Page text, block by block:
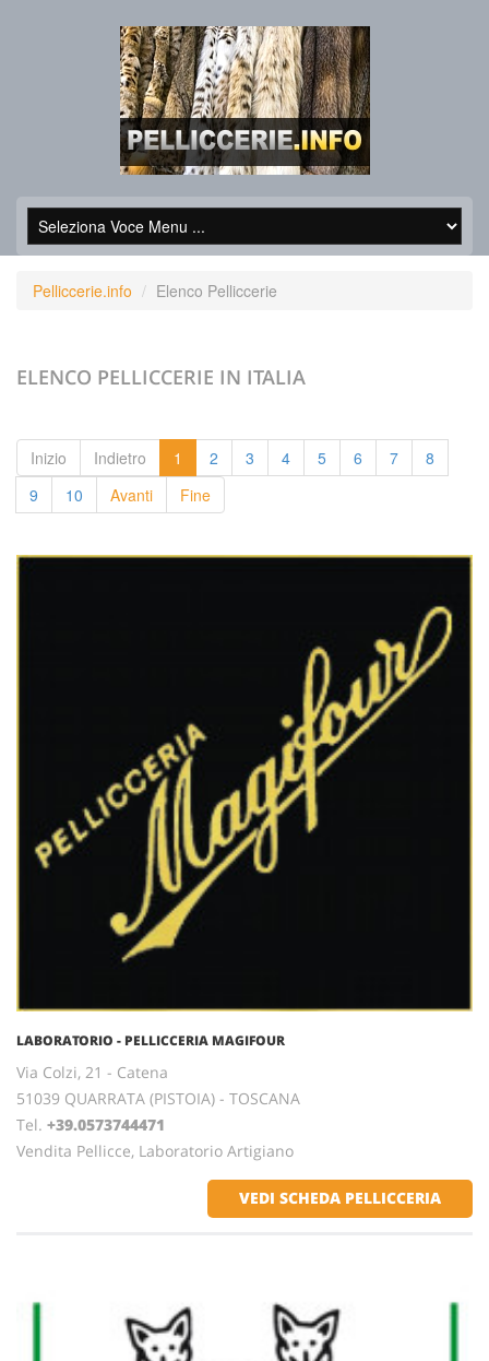
Pelliccerie.info Elenco Pelliccerie
ELENCO PELLICCERIE IN ITALIA
Inizio Indietro 1 2 3 4 5 6 7
8
9
10 Avanti Fine
LABORATORIO - PELLICCERIA MAGIFOUR
Via Colzi, 21 - Catena
51039 QUARRATA (PISTOIA) - TOSCANA
Tel. +39.0573744471
Vendita Pellicce, Laboratorio Artigiano
VEDI SCHEDA PELLICCERIA